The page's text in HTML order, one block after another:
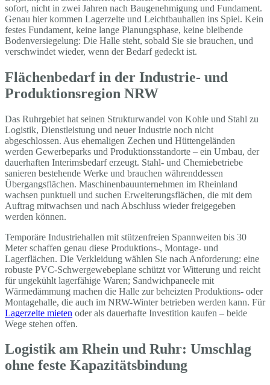
sofort, nicht in zwei Jahren nach Baugenehmigung und Fundament.
Genau hier kommen Lagerzelte und Leichtbauhallen ins Spiel. Kein
festes Fundament, keine lange Planungsphase, keine bleibende
Bodenversiegelung: Die Halle steht, sobald Sie sie brauchen, und
verschwindet wieder, wenn der Bedarf gedeckt ist.
Flächenbedarf in der Industrie- und
Produktionsregion NRW
Das Ruhrgebiet hat seinen Strukturwandel von Kohle und Stahl zu
Logistik, Dienstleistung und neuer Industrie noch nicht
abgeschlossen. Aus ehemaligen Zechen und Hüttengeländen
werden Gewerbeparks und Produktionsstandorte – ein Umbau, der
dauerhaften Interimsbedarf erzeugt. Stahl- und Chemiebetriebe
sanieren bestehende Werke und brauchen währenddessen
Übergangsflächen. Maschinenbauunternehmen im Rheinland
wachsen punktuell und suchen Erweiterungsflächen, die mit dem
Auftrag mitwachsen und nach Abschluss wieder freigegeben
werden können.
Temporäre Industriehallen mit stützenfreien Spannweiten bis 30
Meter schaffen genau diese Produktions-, Montage- und
Lagerflächen. Die Verkleidung wählen Sie nach Anforderung: eine
robuste PVC-Schwergewebeplane schützt vor Witterung und reicht
für ungekühlt lagerfähige Waren; Sandwichpaneele mit
Wärmedämmung machen die Halle zur beheizten Produktions- oder
Montagehalle, die auch im NRW-Winter betrieben werden kann. Für
Lagerzelte mieten oder als dauerhafte Investition kaufen – beide
Wege stehen offen.
Logistik am Rhein und Ruhr: Umschlag
ohne feste Kapazitätsbindung